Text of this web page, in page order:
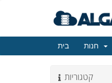
בית
קטגוריות